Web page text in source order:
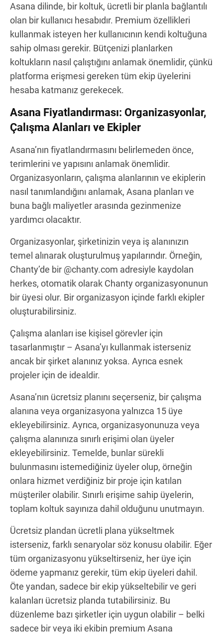
Asana dilinde, bir koltuk, ücretli bir planla bağlantılı
olan bir kullanıcı hesabıdır. Premium özellikleri
kullanmak isteyen her kullanıcının kendi koltuğuna
sahip olması gerekir. Bütçenizi planlarken
koltukların nasıl çalıştığını anlamak önemlidir, çünkü
platforma erişmesi gereken tüm ekip üyelerini
hesaba katmanız gerekecek.
Asana Fiyatlandırması: Organizasyonlar,
Çalışma Alanları ve Ekipler
Asana’nın fiyatlandırmasını belirlemeden önce,
terimlerini ve yapısını anlamak önemlidir.
Organizasyonların, çalışma alanlarının ve ekiplerin
nasıl tanımlandığını anlamak, Asana planları ve
buna bağlı maliyetler arasında gezinmenize
yardımcı olacaktır.
Organizasyonlar, şirketinizin veya iş alanınızın
temel alınarak oluşturulmuş yapılarındır. Örneğin,
Chanty’de bir @chanty.com adresiyle kaydolan
herkes, otomatik olarak Chanty organizasyonunun
bir üyesi olur. Bir organizasyon içinde farklı ekipler
oluşturabilirsiniz.
Çalışma alanları ise kişisel görevler için
tasarlanmıştır – Asana’yı kullanmak isterseniz
ancak bir şirket alanınız yoksa. Ayrıca esnek
projeler için de idealdir.
Asana’nın ücretsiz planını seçerseniz, bir çalışma
alanına veya organizasyona yalnızca 15 üye
ekleyebilirsiniz. Ayrıca, organizasyonunuza veya
çalışma alanınıza sınırlı erişimi olan üyeler
ekleyebilirsiniz. Temelde, bunlar sürekli
bulunmasını istemediğiniz üyeler olup, örneğin
onlara hizmet verdiğiniz bir proje için katılan
müşteriler olabilir. Sınırlı erişime sahip üyelerin,
toplam koltuk sayınıza dahil olduğunu unutmayın.
Ücretsiz plandan ücretli plana yükseltmek
isterseniz, farklı senaryolar söz konusu olabilir. Eğer
tüm organizasyonu yükseltirseniz, her üye için
ödeme yapmanız gerekir, tüm ekip üyeleri dahil.
Öte yandan, sadece bir ekip yükseltebilir ve geri
kalanları ücretsiz planda tutabilirsiniz. Bu
düzenleme bazı şirketler için uygun olabilir – belki
sadece bir veya iki ekibin premium Asana